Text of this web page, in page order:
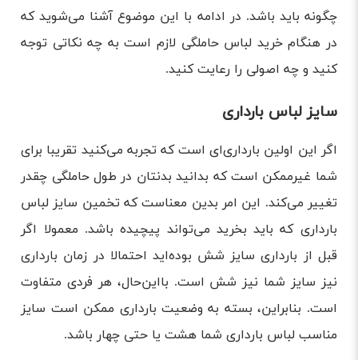
چگونه باید باشد. در ادامه با این موضوع آشنا می‌شوید که
در هنگام خرید لباس حاملگی لازم است به چه نکاتی توجه
کنید و چه اصولی را رعایت کنید.
سایز لباس بارداری
اگر این اولین بارداری‌ای است که تجربه می‌کنید تقریبا برای
شما غیرممکن است که بدانید بدنتان در طول حاملگی چقدر
تغییر می‌کند. این امر بدین معناست که تخمین سایز لباس
بارداری‌ که باید بخرید می‌تواند پیچیده باشد. معمولا اگر
قبل از بارداری سایز شش بوده‌اید احتمالا در زمان بارداری
نیز سایز شما نیز شش است. بااین‌حال، هر فردی متفاوت
است. بنابراین، بسته به وضعیت بارداری ممکن است سایز
مناسب لباس بارداری شما هشت یا حتی چهار باشد.